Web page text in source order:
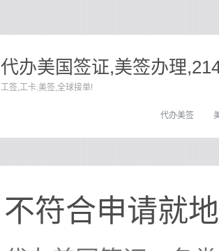
代办美国签证,美签办理
工签,工卡.美签,全球接单!
代办美签
不符合申请就